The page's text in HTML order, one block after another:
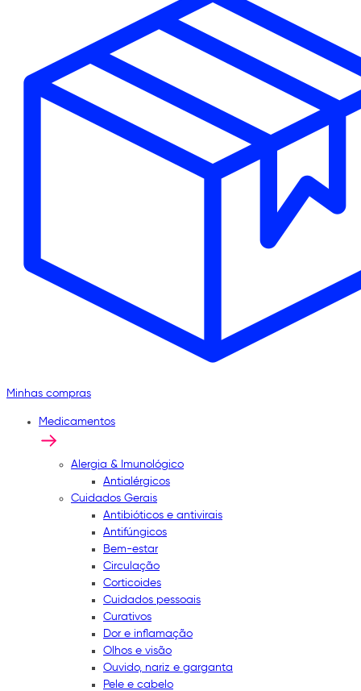
Minhas compras
Medicamentos
Alergia & Imunológico
Antialérgicos
Cuidados Gerais
Antibióticos e antivirais
Antifúngicos
Bem-estar
Circulação
Corticoides
Cuidados pessoais
Curativos
Dor e inflamação
Olhos e visão
Ouvido, nariz e garganta
Pele e cabelo